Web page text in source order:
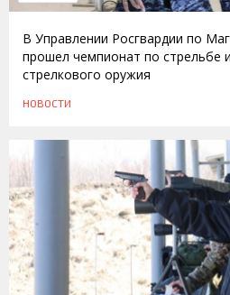
В Управлении Росгвардии по
прошел чемпионат по стрельбе
стрелкового оружия
НОВОСТИ